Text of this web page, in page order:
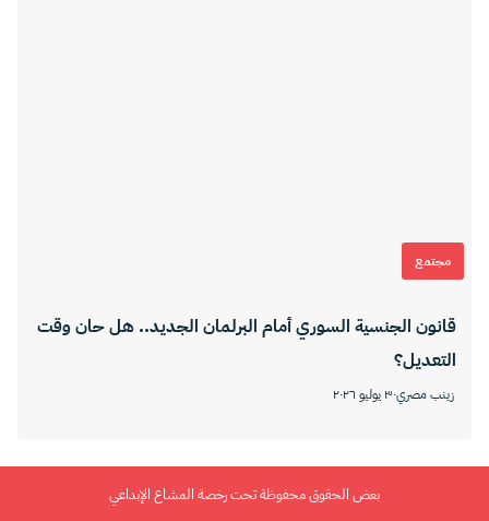
مجتمع
قانون الجنسية السوري أمام البرلمان الجديد.. هل حان وقت
التعديل؟
زينب مصري٣٠ يوليو ٢٠٢٦
بعض الحقوق محفوظة تحت رخصة المشاع الإبداعي